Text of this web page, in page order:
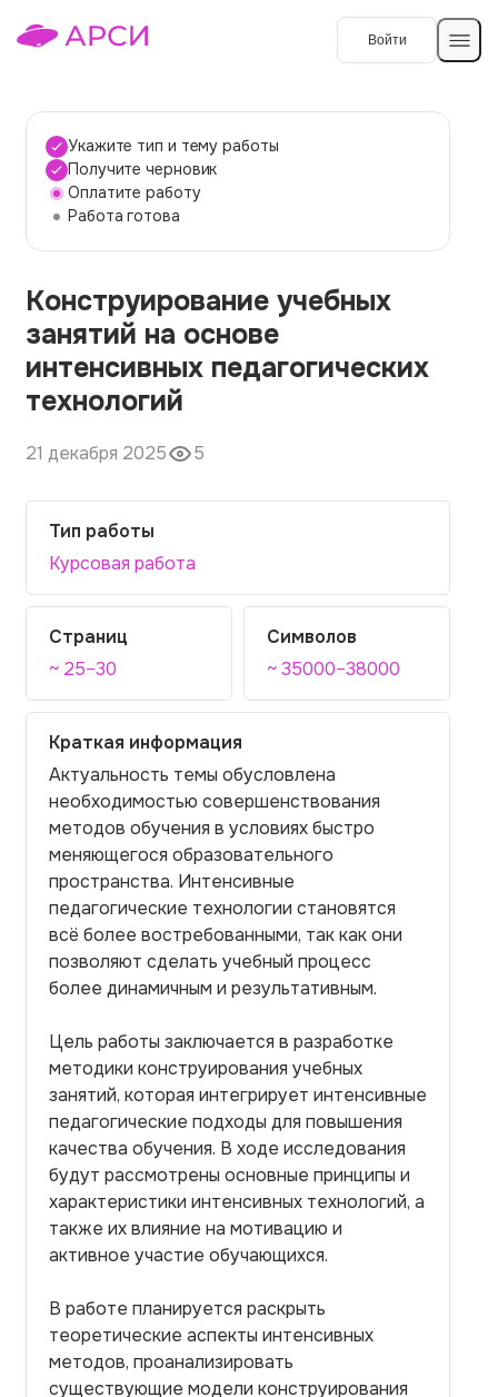
Войти
Темы работ
О сервисе
О компании
Наши гарантии
Порядок оплаты
Контакты
Укажите тип и тему работы
Получите черновик
Оплатите работу
Работа готова
Конструирование учебных
занятий на основе
интенсивных педагогических
технологий
21 декабря 2025 5
Тип работы
Курсовая работа
Страниц
~ 25–30
Символов
~ 35000–38000
Краткая информация
Актуальность темы обусловлена
необходимостью совершенствования
методов обучения в условиях быстро
меняющегося образовательного
пространства. Интенсивные
педагогические технологии становятся
всё более востребованными, так как они
позволяют сделать учебный процесс
более динамичным и результативным.
Цель работы заключается в разработке
методики конструирования учебных
занятий, которая интегрирует интенсивные
педагогические подходы для повышения
качества обучения. В ходе исследования
будут рассмотрены основные принципы и
характеристики интенсивных технологий, а
также их влияние на мотивацию и
активное участие обучающихся.
В работе планируется раскрыть
теоретические аспекты интенсивных
методов, проанализировать
существующие модели конструирования